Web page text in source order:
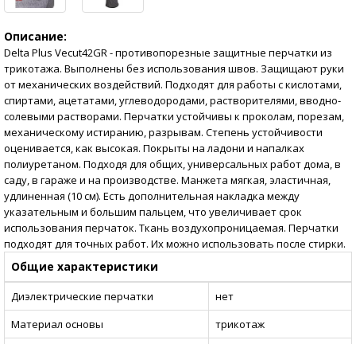
Описание:
Delta Plus Vecut42GR - противопорезные защитные перчатки из
трикотажа. Выполнены без использования швов. Защищают руки
от механических воздействий. Подходят для работы с кислотами,
спиртами, ацетатами, углеводородами, растворителями, вводно-
солевыми растворами. Перчатки устойчивы к проколам, порезам,
механическому истиранию, разрывам. Степень устойчивости
оценивается, как высокая. Покрыты на ладони и напалках
полиуретаном. Подходя для общих, универсальных работ дома, в
саду, в гараже и на производстве. Манжета мягкая, эластичная,
удлиненная (10 см). Есть дополнительная накладка между
указательным и большим пальцем, что увеличивает срок
использования перчаток. Ткань воздухопроницаемая. Перчатки
подходят для точных работ. Их можно использовать после стирки.
Общие характеристики
Диэлектрические перчатки
нет
Материал основы
трикотаж